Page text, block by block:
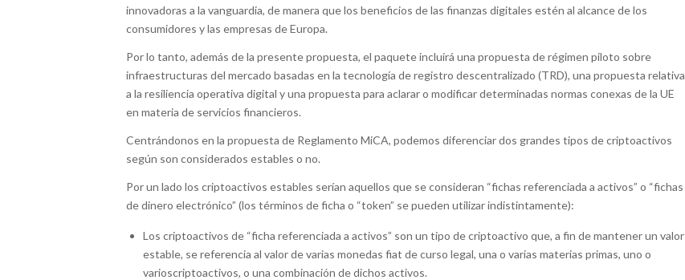
innovadoras a la vanguardia, de manera que los beneficios de las finanzas digitales estén al alcance de los
consumidores y las empresas de Europa.
Por lo tanto, además de la presente propuesta, el paquete incluirá una propuesta de régimen piloto sobre
infraestructuras del mercado basadas en la tecnología de registro descentralizado (TRD), una propuesta relativa
a la resiliencia operativa digital y una propuesta para aclarar o modificar determinadas normas conexas de la UE
en materia de servicios financieros.
Centrándonos en la propuesta de Reglamento MiCA, podemos diferenciar dos grandes tipos de criptoactivos
según son considerados estables o no.
Por un lado los criptoactivos estables serían aquellos que se consideran “fichas referenciada a activos” o “fichas
de dinero electrónico” (los términos de ficha o “token” se pueden utilizar indistintamente):
Los criptoactivos de “ficha referenciada a activos” son un tipo de criptoactivo que, a fin de mantener un valor
estable, se referencia al valor de varias monedas fiat de curso legal, una o varias materias primas, uno o
varioscriptoactivos, o una combinación de dichos activos.